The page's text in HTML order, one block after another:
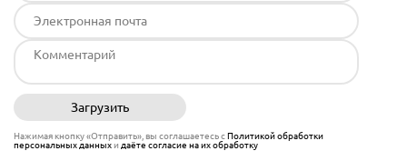
Загрузить
Нажимая кнопку «Отправить», вы соглашаетесь сПолитикой обработки
персональных данныхи даёте согласие на их обработку